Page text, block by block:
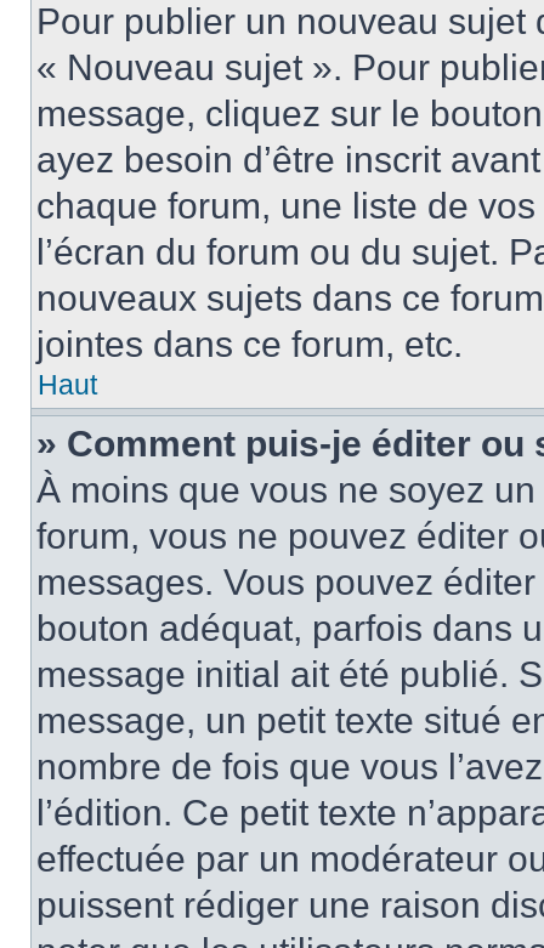
Pour publier un nouveau
« Nouveau sujet ». Pour
message, cliquez sur le
ayez besoin d’être inscrit
chaque forum, une liste de
l’écran du forum ou du sujet.
nouveaux sujets dans ce
jointes dans ce forum, etc.
Haut
» Comment puis-je éditer
À moins que vous ne soyez
forum, vous ne pouvez éditer
messages. Vous pouvez
bouton adéquat, parfois dans
message initial ait été publié.
message, un petit texte situé
nombre de fois que vous
l’édition. Ce petit texte
effectuée par un modérateur
puissent rédiger une raison